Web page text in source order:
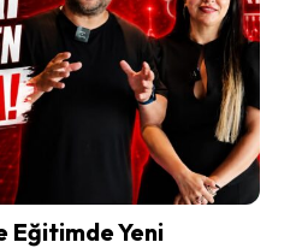
Eğitimde Yeni